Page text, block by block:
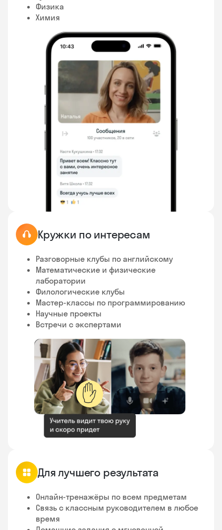
Физика
Химия
Кружки по интересам
Разговорные клубы по английскому
Математические и физические
лаборатории
Филологические клубы
Мастер-классы по программированию
Научные проекты
Встречи с экспертами
✋
Для лучшего результата
Онлайн-тренажёры по всем предметам
Связь с классным руководителем в любое
время